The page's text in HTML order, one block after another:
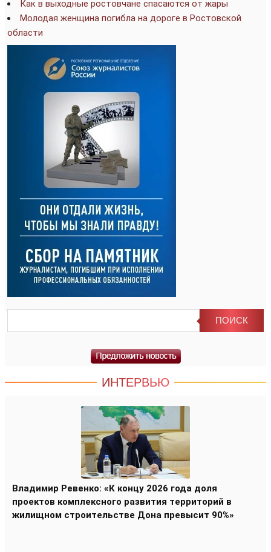
Как в выходные ростовчане спасаются от жары
Молодая женщина погибла на дороге в Ростовской
области
ИНТЕРВЬЮ
Владимир Ревенко: «К концу 2026 года доля
проектов комплексного развития территорий в
жилищном строительстве Дона превысит 90%»